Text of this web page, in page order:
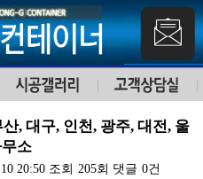
, 대구, 인천, 광주, 대전, 울
소
20:50 조회 205회 댓글 0건